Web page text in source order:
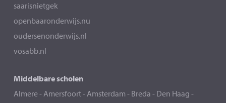
saarisnietgek
openbaaronderwijs.nu
oudersenonderwijs.nl
vosabb.nl
Middelbare scholen
Almere-Amersfoort-Amsterdam - Breda - Den Haag -